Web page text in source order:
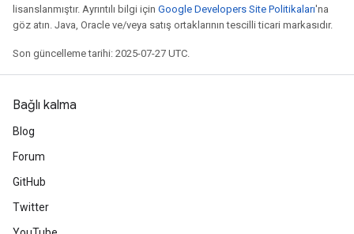
lisanslanmıştır. Ayrıntılı bilgi için Google Developers Site Politikaları'na
göz atın. Java, Oracle ve/veya satış ortaklarının tescilli ticari markasıdır.
Son güncelleme tarihi: 2025-07-27 UTC.
Bağlı kalma
Blog
Forum
GitHub
Twitter